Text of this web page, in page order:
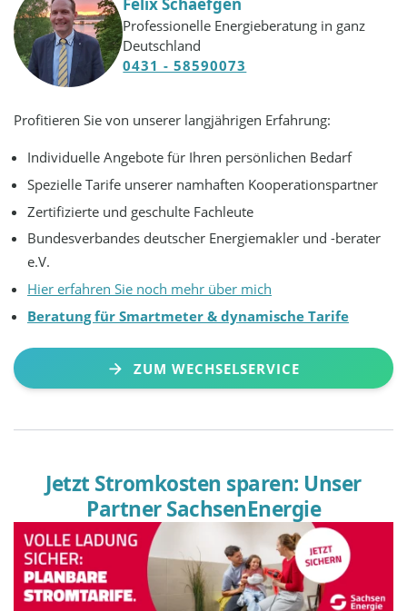
Felix Schaefgen
Professionelle Energieberatung in ganz
Deutschland
0431 - 58590073
Profitieren Sie von unserer langjährigen Erfahrung:
Individuelle Angebote für Ihren persönlichen Bedarf
Spezielle Tarife unserer namhaften Kooperationspartner
Zertifizierte und geschulte Fachleute
Bundesverbandes deutscher Energiemakler und -berater
e.V.
Hier erfahren Sie noch mehr über mich
Beratung für Smartmeter & dynamische Tarife
ZUM WECHSELSERVICE
Jetzt Stromkosten sparen: Unser
Partner SachsenEnergie